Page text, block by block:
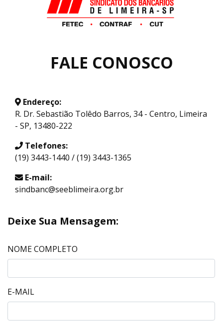
FALE CONOSCO
Endereço:
R. Dr. Sebastião Tolêdo Barros, 34 - Centro, Limeira
- SP, 13480-222
Telefones:
(19) 3443-1440 / (19) 3443-1365
E-mail:
sindbanc@seeblimeira.org.br
Deixe Sua Mensagem:
NOME COMPLETO
E-MAIL